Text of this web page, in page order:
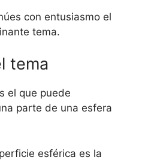
con entusiasmo el
tema.
tema
el que puede
parte de una esfera
esférica es la